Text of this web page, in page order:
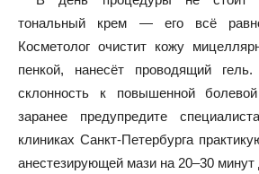
тональный крем — его всё
Косметолог очистит кожу
пенкой, нанесёт проводящий
склонность к повышенной болевой
заранее предупредите
клиниках Санкт-Петербурга
анестезирующей мази на 20–30 минут